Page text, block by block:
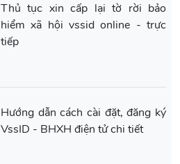
Thủ tục xin cấp lại tờ rời bảo
hiểm xã hội vssid online - trực
tiếp
Hướng dẫn cách cài đặt, đăng ký
VssID - BHXH điện tử chi tiết